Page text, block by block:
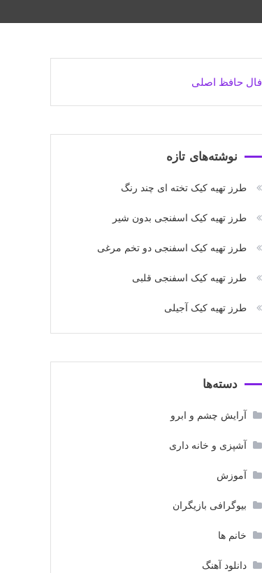
فال حافظ اصلی
نوشته‌های تازه
طرز تهیه کیک تخته ای چند رنگ
طرز تهیه کیک اسفنجی بدون شیر
طرز تهیه کیک اسفنجی دو تخم مرغی
طرز تهیه کیک اسفنجی قلبی
طرز تهیه کیک آجیلی
دسته‌ها
آرایش چشم و ابرو
آشپزی و خانه داری
آموزش
بیوگرافی بازیگران
خانم ها
دانلود آهنگ